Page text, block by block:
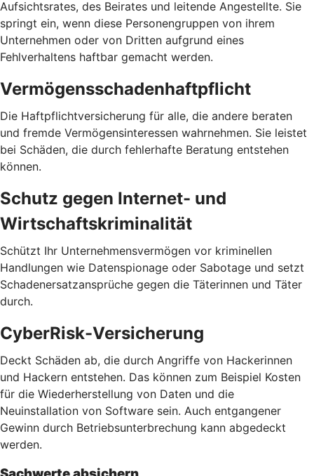
Aufsichtsrates, des Beirates und leitende Angestellte. Sie
springt ein, wenn diese Personengruppen von ihrem
Unternehmen oder von Dritten aufgrund eines
Fehlverhaltens haftbar gemacht werden.
Vermögensschadenhaftpflicht
Die Haftpflichtversicherung für alle, die andere beraten
und fremde Vermögensinteressen wahrnehmen. Sie leistet
bei Schäden, die durch fehlerhafte Beratung entstehen
können.
Schutz gegen Internet- und
Wirtschaftskriminalität
Schützt Ihr Unternehmensvermögen vor kriminellen
Handlungen wie Datenspionage oder Sabotage und setzt
Schadenersatzansprüche gegen die Täterinnen und Täter
durch.
CyberRisk-Versicherung
Deckt Schäden ab, die durch Angriffe von Hackerinnen
und Hackern entstehen. Das können zum Beispiel Kosten
für die Wiederherstellung von Daten und die
Neuinstallation von Software sein. Auch entgangener
Gewinn durch Betriebsunterbrechung kann abgedeckt
werden.